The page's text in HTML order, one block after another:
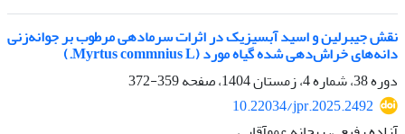
نقش جیبرلین و اسید آبسیزیک در اثرات سرمادهی مرطوب بر جوانه‌زنی
دانه‌های خراش‌دهی شده گیاه مورد (Myrtus commnius L.)
دوره 38، شماره 4، زمستان 1404، صفحه
359-372
10.22034/jpr.2025.2492